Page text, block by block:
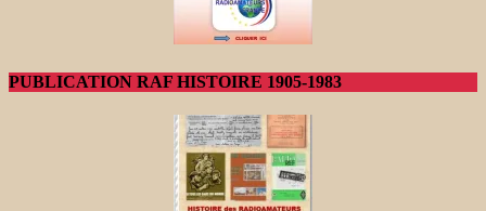
PUBLICATION RAF HISTOIRE 1905-1983